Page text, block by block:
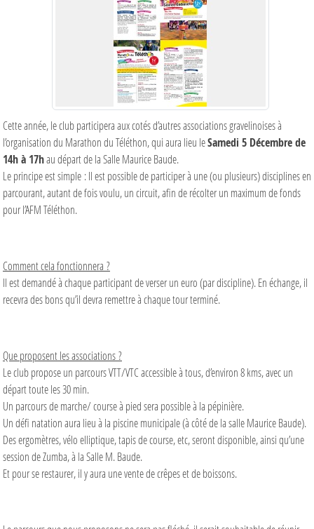
Cette année, le club participera aux cotés d’autres associations gravelinoises à
l’organisation du Marathon du Téléthon, qui aura lieu leSamedi 5 Décembre de
14h à 17hau départ de la Salle Maurice Baude.
Le principe est simple : Il est possible de participer à une (ou plusieurs) disciplines en
parcourant, autant de fois voulu, un circuit, afin de récolter un maximum de fonds
pour l’AFM Téléthon.
Comment cela fonctionnera ?
Il est demandé à chaque participant de verser un euro (par discipline). En échange, il
recevra des bons qu’il devra remettre à chaque tour terminé.
Que proposent les associations ?
Le club propose un parcours VTT/VTC accessible à tous, d’environ 8 kms, avec un
départ toute les 30 min.
Un parcours de marche/ course à pied sera possible à la pépinière.
Un défi natation aura lieu à la piscine municipale (à côté de la salle Maurice Baude).
Des ergomètres, vélo elliptique, tapis de course, etc, seront disponible, ainsi qu’une
session de Zumba, à la Salle M. Baude.
Et pour se restaurer, il y aura une vente de crêpes et de boissons.